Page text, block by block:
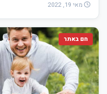
מאי 19, 2022
חם באתר